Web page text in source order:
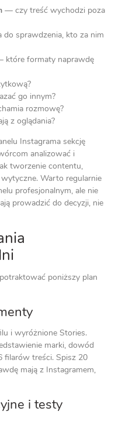
— czy treść wychodzi poza
sprawdzenia, kto za nim
które formaty naprawdę
go innym?
rozmowę?
z oglądania?
Instagrama sekcję
analizować i
tworzenie contentu,
Warto regularnie
profesjonalnym, ale nie
prowadzić do decyzji, nie
poniższy plan
i wyróżnione Stories.
marki, dowód
filarów treści. Spisz 20
mają z Instagramem,
i testy